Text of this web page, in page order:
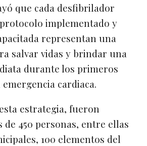
que cada desfibrilador
implementado y
representan una
salvar vidas y brindar una
durante los primeros
cardiaca.
estrategia, fueron
de 450 personas, entre ellas
100 elementos del